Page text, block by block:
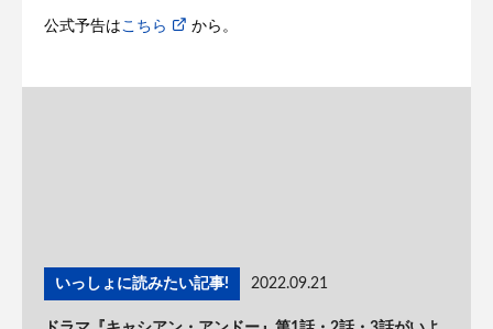
公式予告はこちら から。
いっしょに読みたい記事! 2022.09.21